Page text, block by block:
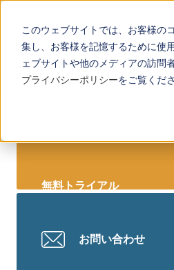
このウェブサイトでは、お客様の
集し、お客様を記憶するために使
ェブサイトや他のメディアの訪問
プライバシーポリシーをご覧くださ
リーガレッジとは
機能一覧
導入事例
セミナー情報
無料トライアル
お問い合わせ